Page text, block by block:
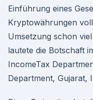
Einführung eines
Kryptowährungen
Umsetzung schon
lautete die Botschaft
IncomeTax
Department, Gujarat,